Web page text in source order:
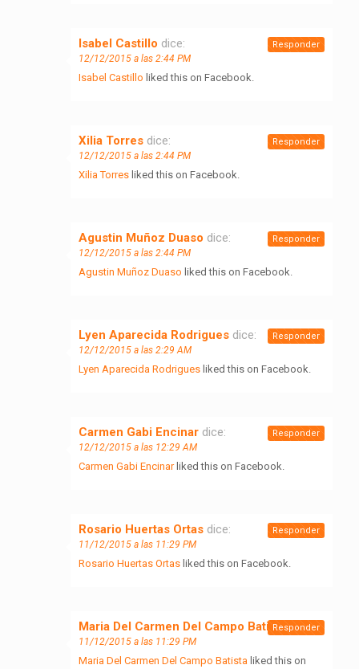
Isabel Castillo dice:
12/12/2015 a las 2:44 PM
Isabel Castillo liked this on Facebook.
Responder
Xilia Torres dice:
12/12/2015 a las 2:44 PM
Xilia Torres liked this on Facebook.
Responder
Agustin Muñoz Duaso dice:
12/12/2015 a las 2:44 PM
Agustin Muñoz Duaso liked this on Facebook.
Responder
Lyen Aparecida Rodrigues dice:
12/12/2015 a las 2:29 AM
Lyen Aparecida Rodrigues liked this on Facebook.
Responder
Carmen Gabi Encinar dice:
12/12/2015 a las 12:29 AM
Carmen Gabi Encinarliked this on Facebook.
Responder
Rosario Huertas Ortas dice:
11/12/2015 a las 11:29 PM
Rosario Huertas Ortas liked this on Facebook.
Responder
Maria Del Carmen Del Campo Batista dice:
11/12/2015 a las 11:29 PM
Maria Del Carmen Del Campo Batista liked this on
Responder